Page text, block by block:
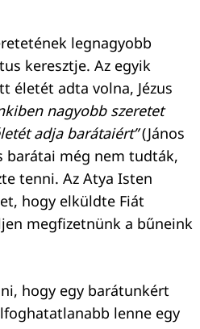
legnagyobb
keresztje. Az egyik
életét adta volna, Jézus
nagyobb szeretet
adja barátaiért”(János
barátai még nem tudták,
tenni. Az Atya Isten
hogy elküldte Fiát
megfizetnünk a bűneink
hogy egy barátunkért
lenne egy